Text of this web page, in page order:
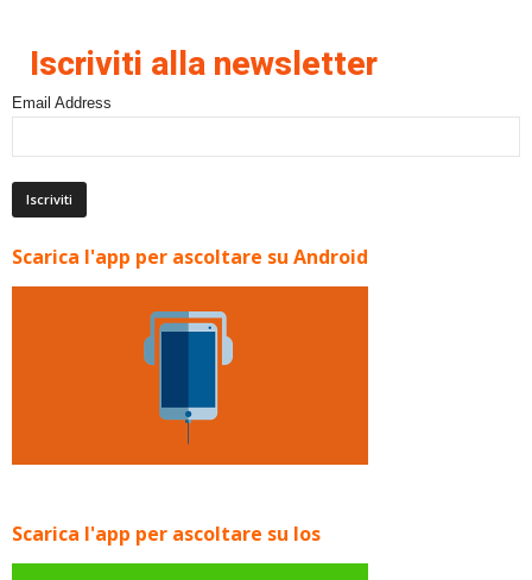
Iscriviti alla newsletter
Email Address
Scarica l'app per ascoltare su Android
Scarica l'app per ascoltare su Ios